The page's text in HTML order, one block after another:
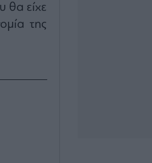
θα είχε
της